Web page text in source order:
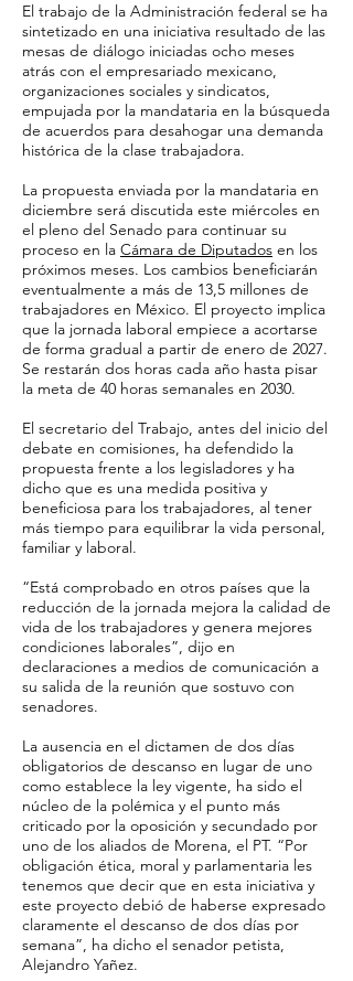
El trabajo de la Administración federal se ha
sintetizado en una iniciativa resultado de las
mesas de diálogo iniciadas ocho meses
atrás con el empresariado mexicano,
organizaciones sociales y sindicatos,
empujada por la mandataria en la búsqueda
de acuerdos para desahogar una demanda
histórica de la clase trabajadora.
La propuesta enviada por la mandataria en
diciembre será discutida este miércoles en
el pleno del Senado para continuar su
proceso en la Cámara de Diputados en los
próximos meses. Los cambios beneficiarán
eventualmente a más de 13,5 millones de
trabajadores en México. El proyecto implica
que la jornada laboral empiece a acortarse
de forma gradual a partir de enero de 2027.
Se restarán dos horas cada año hasta pisar
la meta de 40 horas semanales en 2030.
El secretario del Trabajo, antes del inicio del
debate en comisiones, ha defendido la
propuesta frente a los legisladores y ha
dicho que es una medida positiva y
beneficiosa para los trabajadores, al tener
más tiempo para equilibrar la vida personal,
familiar y laboral.
“Está comprobado en otros países que la
reducción de la jornada mejora la calidad de
vida de los trabajadores y genera mejores
condiciones laborales”, dijo en
declaraciones a medios de comunicación a
su salida de la reunión que sostuvo con
senadores.
La ausencia en el dictamen de dos días
obligatorios de descanso en lugar de uno
como establece la ley vigente, ha sido el
núcleo de la polémica y el punto más
criticado por la oposición y secundado por
uno de los aliados de Morena, el PT. “Por
obligación ética, moral y parlamentaria les
tenemos que decir que en esta iniciativa y
este proyecto debió de haberse expresado
claramente el descanso de dos días por
semana”, ha dicho el senador petista,
Alejandro Yañez.